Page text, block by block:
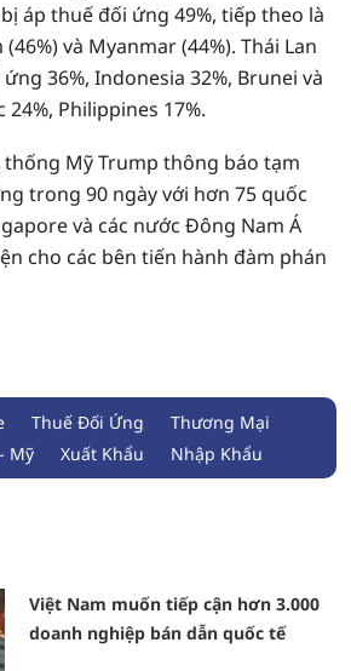
bị áp thuế đối ứng 49%, tiếp theo là
(46%) và Myanmar (44%). Thái Lan
36%, Indonesia 32%, Brunei và
Philippines 17%.
Mỹ Trump thông báo tạm
trong 90 ngày với hơn 75 quốc
và các nước Đông Nam Á
cho các bên tiến hành đàm phán
Thuế Đối Ứng
Thương Mại
Mỹ Xuất Khẩu Nhập Khẩu
Việt Nam muốn tiếp cận hơn 3.000
doanh nghiệp bán dẫn quốc tế